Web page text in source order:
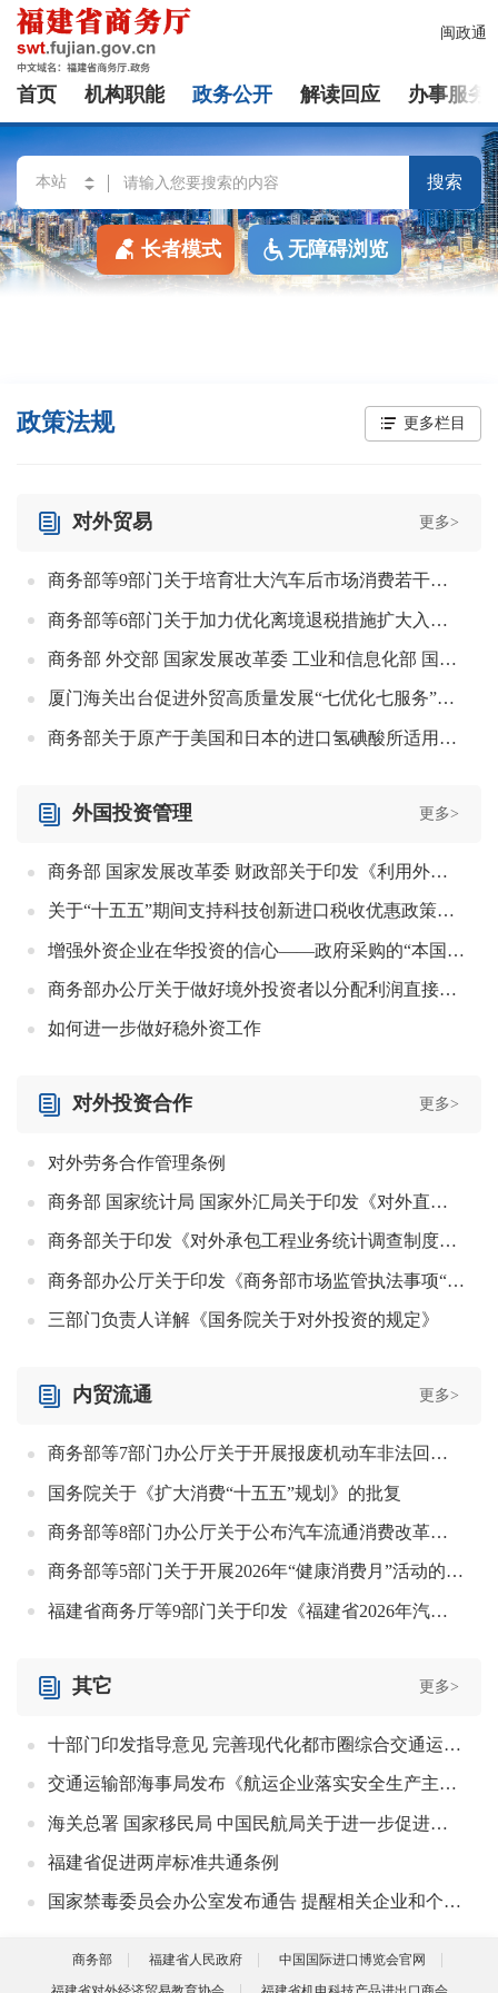
闽政通
首页 机构职能 政务公开 解读回应 办事服务
搜索
长者模式 无障碍浏览
政策法规 更多栏目
对外贸易 更多>
商务部等9部门关于培育壮大汽车后市场消费若干措施的通知
商务部等6部门关于加力优化离境退税措施扩大入境消费的通知
商务部 外交部 国家发展改革委 工业和信息化部 国务院国资委关于进一步完善海外综合服务体系的指导意见
厦门海关出台促进外贸高质量发展“七优化七服务”三十二条措施
商务部关于原产于美国和日本的进口氢碘酸所适用反倾销措施期终复审裁定的公告
外国投资管理 更多>
商务部 国家发展改革委 财政部关于印发《利用外资固稳促优行动方案》的通知
关于“十五五”期间支持科技创新进口税收优惠政策管理办法的通知
增强外资企业在华投资的信心——政府采购的“本国产品标准”来了（政策解读）
商务部办公厅关于做好境外投资者以分配利润直接投资税收抵免政策落实工作的通知
如何进一步做好稳外资工作
对外投资合作 更多>
对外劳务合作管理条例
商务部 国家统计局 国家外汇局关于印发《对外直接投资统计制度》的通知
商务部关于印发《对外承包工程业务统计调查制度》和《对外劳务合作业务统计调查制度》的通知
商务部办公厅关于印发《商务部市场监管执法事项“双随机、一公开”事项清单》（第三版）的通知
三部门负责人详解《国务院关于对外投资的规定》
内贸流通 更多>
商务部等7部门办公厅关于开展报废机动车非法回收拆解专项整治行动的通知
国务院关于《扩大消费“十五五”规划》的批复
商务部等8部门办公厅关于公布汽车流通消费改革试点城市名单的通知
商务部等5部门关于开展2026年“健康消费月”活动的通知
福建省商务厅等9部门关于印发《福建省2026年汽车以旧换新补贴实施细则》的通知
其它 更多>
十部门印发指导意见 完善现代化都市圈综合交通运输体系
交通运输部海事局发布《航运企业落实安全生产主体责任指南（1.0版）》
海关总署 国家移民局 中国民航局关于进一步促进航空口岸通关便利化若干措施的通知
福建省促进两岸标准共通条例
国家禁毒委员会办公室发布通告 提醒相关企业和个人防范制毒物品和非列管可制毒化学品及设备流失。
商务部 福建省人民政府
中国国际进口博览会官网